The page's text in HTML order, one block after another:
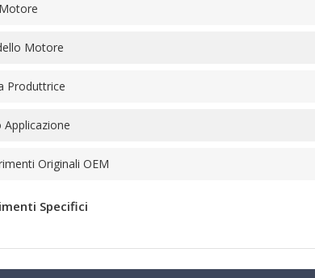
Motore
Produttrice
Applicazione
Originali OEM
Specifici